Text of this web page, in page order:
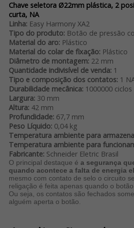
Chave seletora Ø22mm plástica, 2
curta, NA
Linha: Easy Harmony XA2
Tipo do produto: Botão de pressão
Material do aro: Plástico
Material do colar de fixação: Plástico
Diâmetro de montagem: 22 mm
Quantidade indivisível de venda: 1
Tipo e composição dos contatos: 1
Durabilidade mecânica: 1000000 ciclos
Largura: 30 mm
Altura: 42 mm
Profundidade: 67,7 mm
Peso Líquido: 0,04 kg
Temperatura ambiente para
Temperatura ambiente para
Fabricante: Schneider Eletric Brasil
O principal destaque é a segurança
quando acontece a falta de energia
mesmo com contato de selo o circuito
religação é feita apenas quando o
Ou seja, os contatos são fechados
alguém aperta o botão.